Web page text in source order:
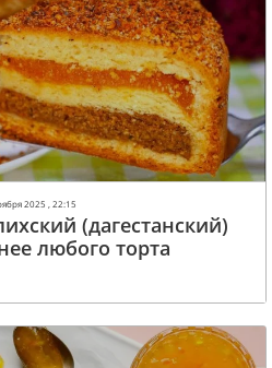
2025 , 22:15
(дагестанский)
любого торта